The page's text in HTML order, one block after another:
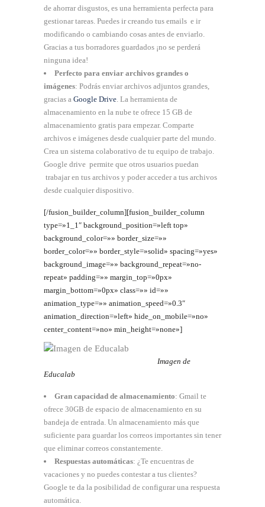
de ahorrar disgustos, es una herramienta perfecta para
gestionar tareas. Puedes ir creando tus emails e ir
modificando o cambiando cosas antes de enviarlo.
Gracias a tus borradores guardados ¡no se perderá
ninguna idea!
Perfecto para enviar archivos grandes o
imágenes: Podrás enviar archivos adjuntos grandes,
gracias a Google Drive . La herramienta de
almacenamiento en la nube te ofrece 15 GB de
almacenamiento gratis para empezar. Comparte
archivos e imágenes desde cualquier parte del mundo.
Crea un sistema colaborativo de tu equipo de trabajo.
Google drive permite que otros usuarios puedan
trabajar en tus archivos y poder acceder a tus archivos
desde cualquier dispositivo.
[/fusion_builder_column][fusion_builder_column
type=»1_1″ background_position=»left top»
background_color=»» border_size=»»
border_color=»» border_style=»solid» spacing=»yes»
background_image=»» background_repeat=»no-
repeat» padding=»» margin_top=»0px»
margin_bottom=»0px» class=»» id=»»
animation_type=»» animation_speed=»0.3″
animation_direction=»left» hide_on_mobile=»no»
center_content=»no» min_height=»none»]
Imagen de
Educalab
Gran capacidad de almacenamiento: Gmail te
ofrece 30GB de espacio de almacenamiento en su
bandeja de entrada. Un almacenamiento más que
suficiente para guardar los correos importantes sin tener
que eliminar correos constantemente.
Respuestas automáticas: ¿Te encuentras de
vacaciones y no puedes contestar a tus clientes?
Google te da la posibilidad de configurar una respuesta
automática.